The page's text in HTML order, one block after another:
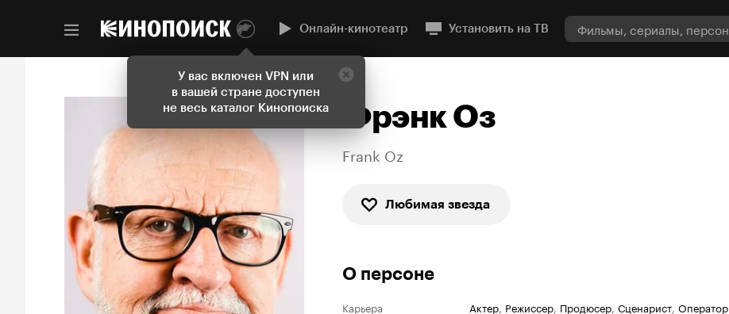
У вас включен VPN или
в вашей стране доступен
не весь каталог Кинопоиска
Онлайн-кинотеатр Установить на ТВ
Фрэнк Оз
Frank Oz
Любимая звезда
О персоне
Карьера Актер, Режиссер, Продюсер, Сценарист, Оператор